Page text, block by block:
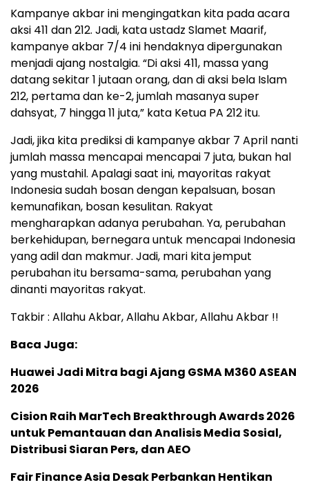
Kampanye akbar ini mengingatkan kita pada acara
aksi 411 dan 212. Jadi, kata ustadz Slamet Maarif,
kampanye akbar 7/4 ini hendaknya dipergunakan
menjadi ajang nostalgia. “Di aksi 411, massa yang
datang sekitar 1 jutaan orang, dan di aksi bela Islam
212, pertama dan ke-2, jumlah masanya super
dahsyat, 7 hingga 11 juta,” kata Ketua PA 212 itu.
Jadi, jika kita prediksi di kampanye akbar 7 April nanti
jumlah massa mencapai mencapai 7 juta, bukan hal
yang mustahil. Apalagi saat ini, mayoritas rakyat
Indonesia sudah bosan dengan kepalsuan, bosan
kemunafikan, bosan kesulitan. Rakyat
mengharapkan adanya perubahan. Ya, perubahan
berkehidupan, bernegara untuk mencapai Indonesia
yang adil dan makmur. Jadi, mari kita jemput
perubahan itu bersama-sama, perubahan yang
dinanti mayoritas rakyat.
Takbir : Allahu Akbar, Allahu Akbar, Allahu Akbar !!
Baca Juga:
Huawei Jadi Mitra bagi Ajang GSMA M360 ASEAN
2026
Cision Raih MarTech Breakthrough Awards 2026
untuk Pemantauan dan Analisis Media Sosial,
Distribusi Siaran Pers, dan AEO
Fair Finance Asia Desak Perbankan Hentikan